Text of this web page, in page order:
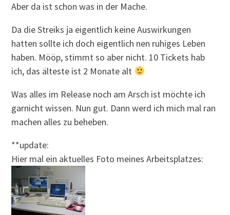
Aber da ist schon was in der Mache.
Da die Streiks ja eigentlich keine Auswirkungen
hatten sollte ich doch eigentlich nen ruhiges Leben
haben. Mööp, stimmt so aber nicht. 10 Tickets hab
ich, das älteste ist 2 Monate alt
Was alles im Release noch am Arsch ist möchte ich
garnicht wissen. Nun gut. Dann werd ich mich mal ran
machen alles zu beheben.
**update:
Hier mal ein aktuelles Foto meines Arbeitsplatzes: